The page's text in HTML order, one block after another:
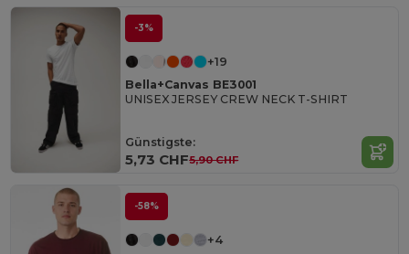
-3%
+19
Bella+Canvas BE3001
UNISEX JERSEY CREW NECK T-SHIRT
Günstigste:
5,73 CHF5,90 CHF
-58%
+4